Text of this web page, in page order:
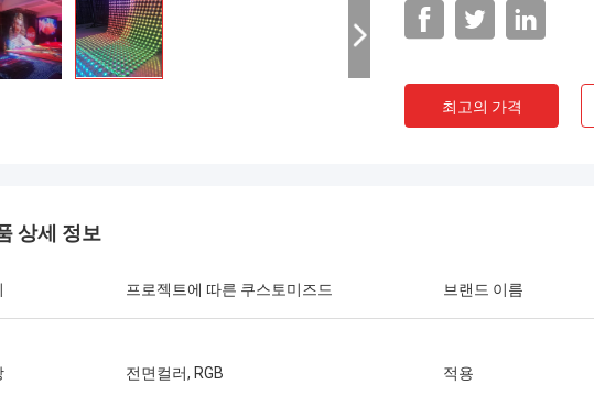
최고의 가격
상세 정보
프로젝트에 따른 쿠스토미즈드 브랜드 이름
전면컬러, RGB 적용